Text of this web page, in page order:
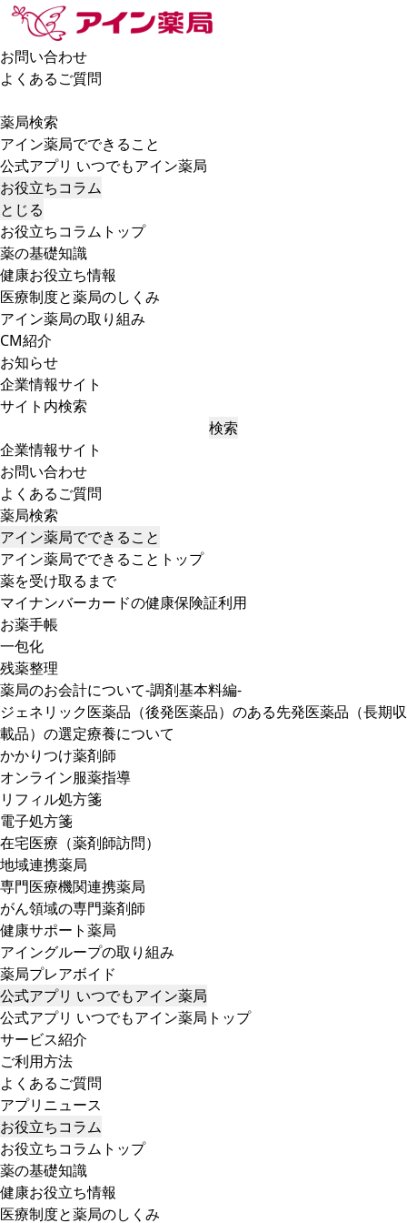
お問い合わせ
よくあるご質問
薬局検索
アイン薬局でできること
公式アプリ いつでもアイン薬局
お役立ちコラム
とじる
お役立ちコラムトップ
薬の基礎知識
健康お役立ち情報
医療制度と薬局のしくみ
アイン薬局の取り組み
CM紹介
お知らせ
企業情報サイト
サイト内検索
検索
企業情報サイト
お問い合わせ
よくあるご質問
薬局検索
アイン薬局でできること
アイン薬局でできることトップ
薬を受け取るまで
マイナンバーカードの健康保険証利用
お薬手帳
一包化
残薬整理
薬局のお会計について-調剤基本料編-
ジェネリック医薬品（後発医薬品）のある先発医薬品（長期収
載品）の選定療養について
かかりつけ薬剤師
オンライン服薬指導
リフィル処方箋
電子処方箋
在宅医療（薬剤師訪問）
地域連携薬局
専門医療機関連携薬局
がん領域の専門薬剤師
健康サポート薬局
アイングループの取り組み
薬局プレアボイド
公式アプリ いつでもアイン薬局
公式アプリ いつでもアイン薬局トップ
サービス紹介
ご利用方法
よくあるご質問
アプリニュース
お役立ちコラム
お役立ちコラムトップ
薬の基礎知識
健康お役立ち情報
医療制度と薬局のしくみ